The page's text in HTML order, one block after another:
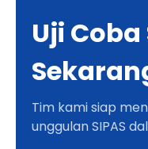
Uji Coba
Tim kami siap
unggulan SIPAS